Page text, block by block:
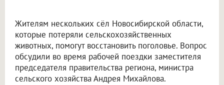
Жителям нескольких сёл Новосибирской области,
которые потеряли сельскохозяйственных
животных, помогут восстановить поголовье. Вопрос
обсудили во время рабочей поездки заместителя
председателя правительства региона, министра
сельского хозяйства Андрея Михайлова.